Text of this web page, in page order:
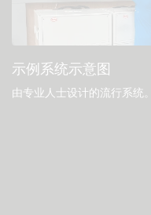
示例系统示意图
由专业人士设计的流行系统。